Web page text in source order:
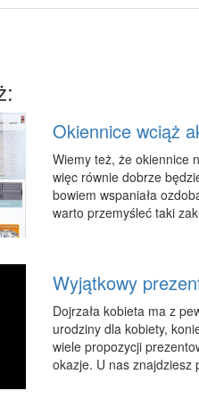
Okiennice wciąż
Wiemy też, że okiennice
więc równie dobrze
bowiem wspaniała
warto przemyśleć taki
Wyjątkowy
Dojrzała kobieta ma z
urodziny dla kobiety,
wiele propozycji
okazje. U nas znajdziesz